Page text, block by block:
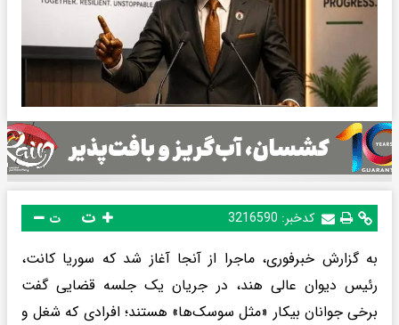
کدخبر: 3216590 ت
به گزارش خبرفوری، ماجرا از آنجا آغاز شد که سوریا کانت،
رئیس دیوان عالی هند، در جریان یک جلسه قضایی گفت
برخی جوانان بیکار «مثل سوسک‌ها» هستند؛ افرادی که شغل و